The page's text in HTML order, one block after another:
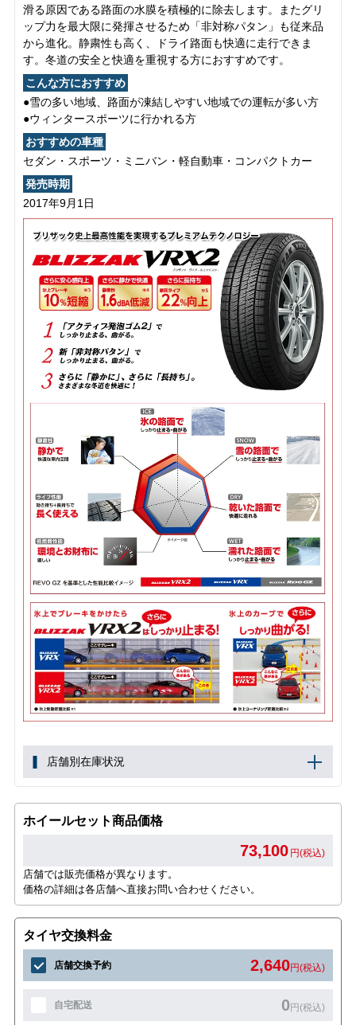
滑る原因である路面の水膜を積極的に除去します。またグリ
ップ力を最大限に発揮させるため「非対称パタン」も従来品
から進化。静粛性も高く、ドライ路面も快適に走行できま
す。冬道の安全と快適を重視する方におすすめです。
こんな方におすすめ
●雪の多い地域、路面が凍結しやすい地域での運転が多い方
●ウィンタースポーツに行かれる方
おすすめの車種
セダン・スポーツ・ミニバン・軽自動車・コンパクトカー
発売時期
2017年9月1日
店舗別在庫状況
ホイールセット商品価格
73,100 円(税込)
店舗では販売価格が異なります。
価格の詳細は各店舗へ直接お問い合わせください。
タイヤ交換料金
店舗交換予約 2,640円(税込)
自宅配送 0円(税込)